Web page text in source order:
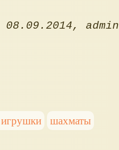
08.09.2014
admin
игрушки
шахматы